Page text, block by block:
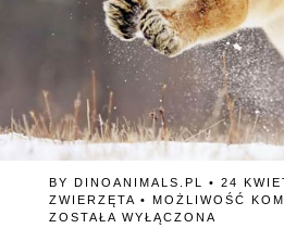
BY DINOANIMALS.PL • 24
ZWIERZĘTA • MOŻLIWOŚĆ
ZOSTAŁA WYŁĄCZONA